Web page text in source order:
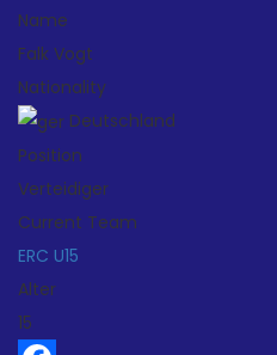
Name
Falk Vogt
Nationality
Deutschland
Position
Verteidiger
Current Team
ERC U15
Alter
15